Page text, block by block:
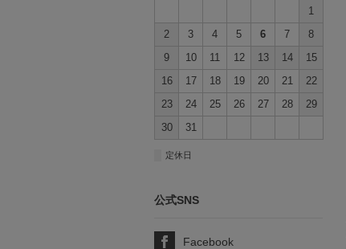
1
2
3 4 5 6 7
8
9
10 11 12 13 14
15
16
17 18 19 20 21
22
23
24 25 26 27 28
29
30
31
定休日
公式SNS
Facebook